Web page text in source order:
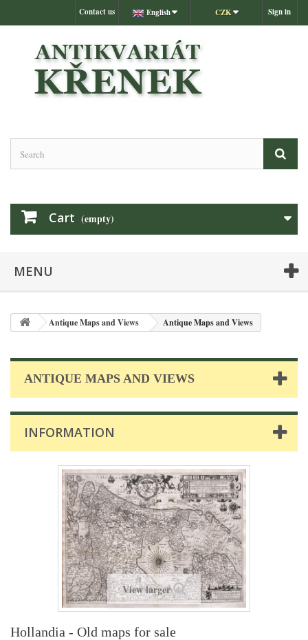
Sign in
CZK
English
Contact us
Cart (empty)
MENU
Antique Maps and Views Antique Maps and Views
ANTIQUE MAPS AND VIEWS
INFORMATION
View larger
Hollandia - Old maps for sale